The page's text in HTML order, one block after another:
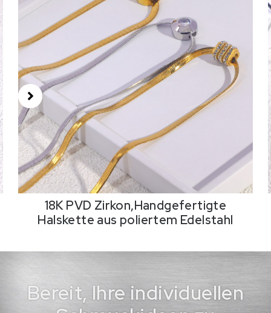
18K PVD Zirkon,Handgefertigte
Halskette aus poliertem Edelstahl
Bereit, Ihre individuellen